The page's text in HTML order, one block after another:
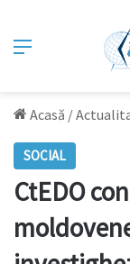
Meniu
Acasă /
SOCIAL
CtEDO